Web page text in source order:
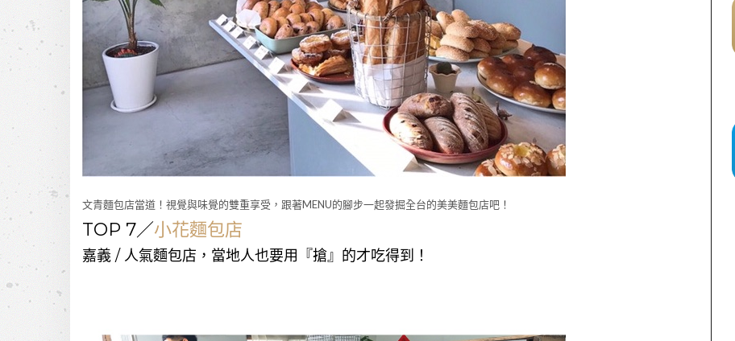
文青麵包店當道！視覺與味覺的雙重享受，跟著MENU的腳步一起發掘全台的美美麵包店吧！
TOP 7／小花麵包店
嘉義 / 人氣麵包店，當地人也要用『搶』的才吃得到！